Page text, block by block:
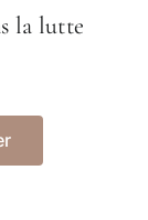
la lutte